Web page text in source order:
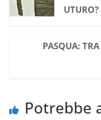
UTURO?
PASQUA:
Potrebbe